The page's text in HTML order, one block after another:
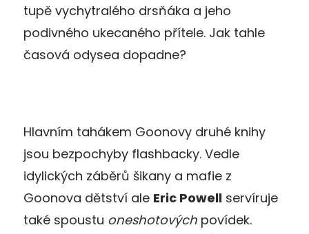
tupě vychytralého drsňáka a jeho
podivného ukecaného přítele. Jak tahle
časová odysea dopadne?
Hlavním tahákem Goonovy druhé knihy
jsou bezpochyby flashbacky. Vedle
idylických záběrů šikany a mafie z
Goonova dětství ale Eric Powell servíruje
také spoustu oneshotových povídek.